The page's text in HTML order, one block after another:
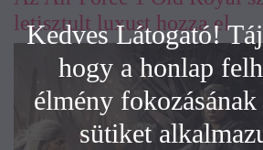
letisztult luxust hozza el
Kedves Látogató!
hogy a honlap
élmény fokozásának
sütiket